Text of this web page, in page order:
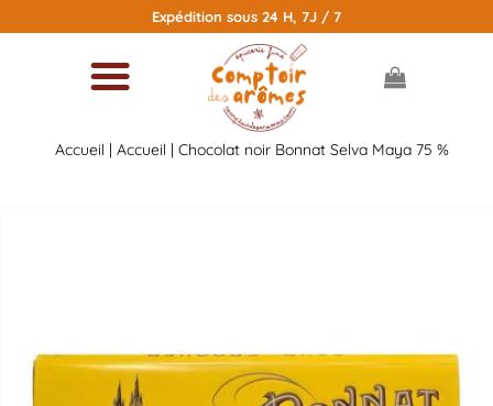
au
Expédition sous 24 H, 7J / 7
Accueil | Accueil | Chocolat noir Bonnat Selva Maya 75 %